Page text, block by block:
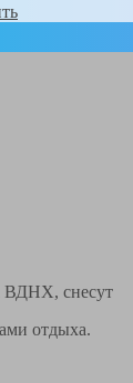
ВДНХ, снесут
отдыха.